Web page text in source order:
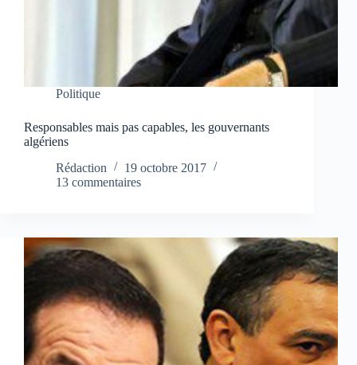
Politique
Responsables mais pas capables, les gouvernants
algériens
Rédaction
19 octobre 2017
13 commentaires